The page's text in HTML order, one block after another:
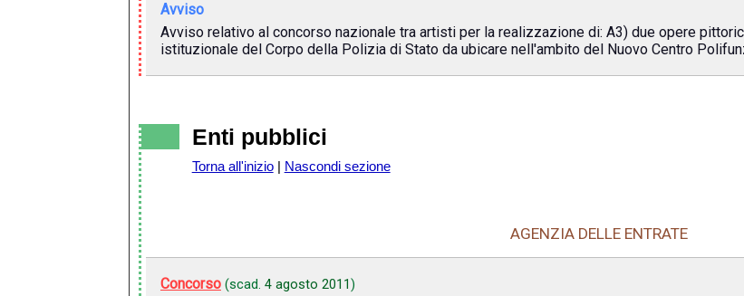
Avviso
Avviso relativo al concorso nazionale tra artisti per la realizzazione di: A3) due opere
istituzionale del Corpo della Polizia di Stato da ubicare nell'ambito del Nuovo Centro
Enti pubblici
Torna all'inizio| Nascondi sezione
AGENZIA DELLE ENTRATE
Concorso (scad. 4 agosto 2011)